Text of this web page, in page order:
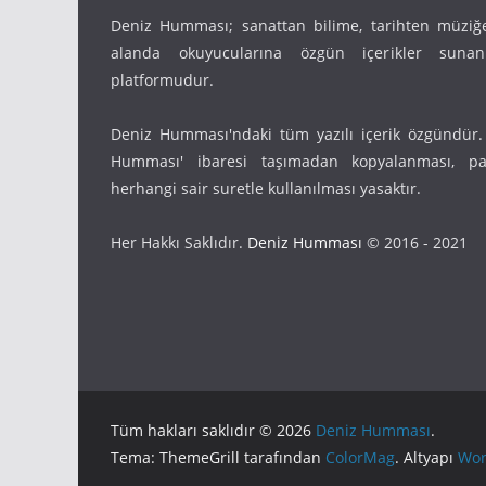
Deniz Humması; sanattan bilime, tarihten
alanda okuyucularına özgün içerikler
platformudur.
Deniz Humması'ndaki tüm yazılı içerik
Humması' ibaresi taşımadan kopyalanması,
herhangi sair suretle kullanılması yasaktır.
Her Hakkı Saklıdır. Deniz Humması © 2016 - 2021
Tüm hakları saklıdır © 2026 Deniz Humması.
Tema: ThemeGrill tarafından ColorMag. Altyapı